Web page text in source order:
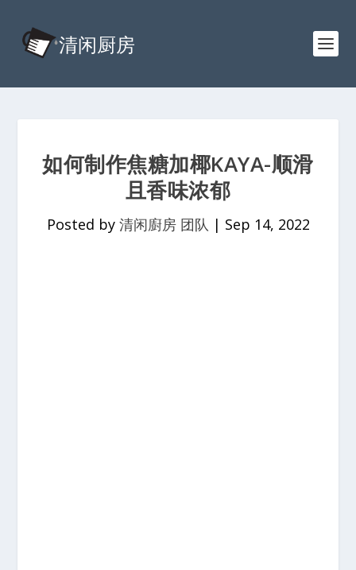
如何制作焦糖加椰KAYA-顺滑
且香味浓郁
Posted by 清闲廚房 团队 | Sep 14, 2022